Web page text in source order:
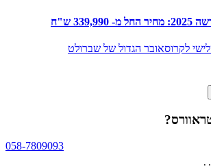
ש"ח
לקרוסאובר הגדול של שברולט
?
058-7809093